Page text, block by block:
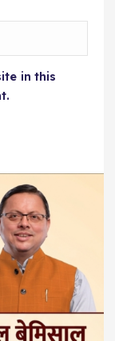
in this